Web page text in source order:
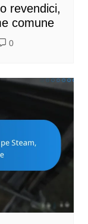
revendici,
comune
0